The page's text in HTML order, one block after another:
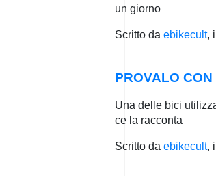
un giorno
Scritto da ebikecult, il
PROVALO
Una delle bici
ce la racconta
Scritto da ebikecult, il